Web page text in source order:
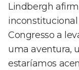
Lindbergh
Congresso a
uma aventura,
estaríamos